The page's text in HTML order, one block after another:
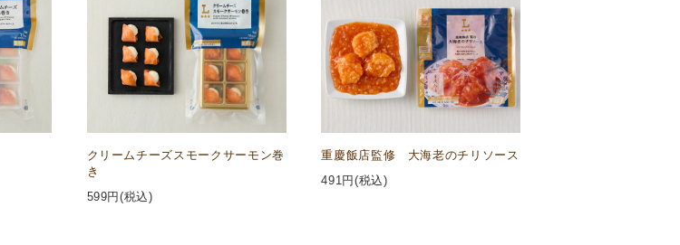
クリームチーズスモークサーモン巻
き
599円(税込)
重慶飯店監修 大海老のチリソース
491円(税込)